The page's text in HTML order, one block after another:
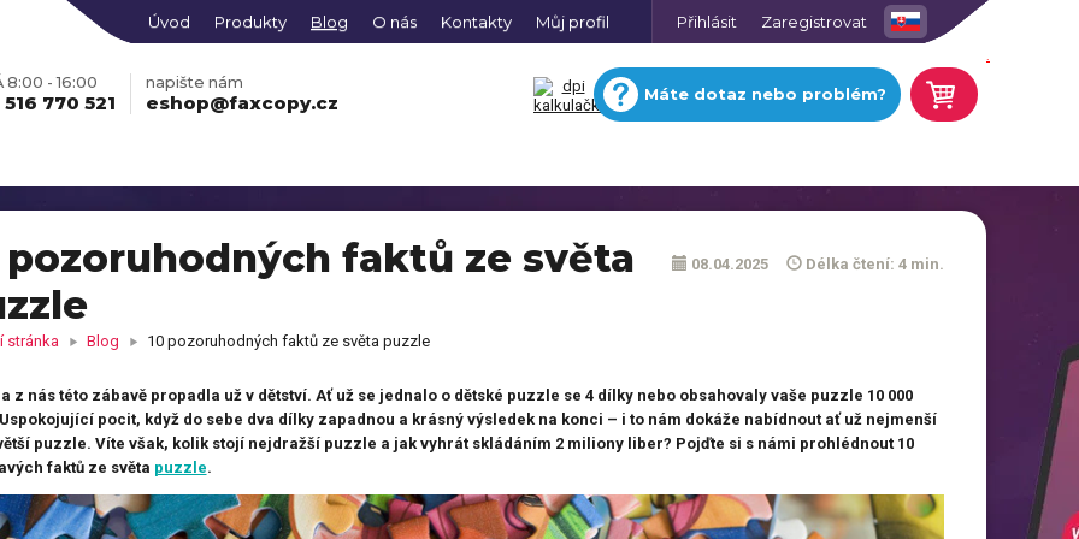
Přihlásit Zaregistrovat
Úvod Produkty Blog O nás Kontakty Můj profil
8:00 - 16:00
770 521
napište nám
eshop@faxcopy.cz Máte dotaz nebo problém?
na plátně z Vašich
KLASIK vícedílný
Fotoobraz PREMIUM
vícedílný
Fotografie na lehčené desce
AKRYL
Fotodekorace na hliníkové
desce
Magnetický rámeček s
fotografií
ONLINE
ONLINE
košilka s vlastním
ONLINE
EDITOR
motivem, pár
s fotkami
Hrací karty s vlastním
potiskem
Obrázkové domino s
vlastními fotkami
z fotky
s vlastním potiskem,
nebo jménem
Pokladnička s potiskem
s vlastním potiskem
fotografií
SPZ s vlastním potiskem
08.04.2025 Délka čtení: 4 min.
pozoruhodných faktů ze světa
stránka Blog 10 pozoruhodných faktů ze světa puzzle
z nás této zábavě propadla už v dětství. Ať už se jednalo o dětské puzzle se 4 dílky nebo obsahovaly vaše puzzle 10 000
pocit, když do sebe dva dílky zapadnou a krásný výsledek na konci – i to nám dokáže nabídnout ať už nejmenší
puzzle. Víte však, kolik stojí nejdražší puzzle a jak vyhrát skládáním 2 miliony liber? Pojďte si s námi prohlédnout 10
faktů ze světa puzzle.